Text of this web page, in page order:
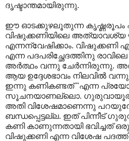
ദൃഷ്ടാന്തമായിരുന്നു.
ഈ ഓടക്കുഴലൂതുന്ന കൃഷ്ണരൂപം
വിഷുക്കണിയിലെ അത്യാവശ്യ
എന്നന്വേഷിക്കാം. വിഷുക്കണി
എന്ന പദപരിച്ഛേദത്തിനു
അര്‍ത്ഥം വന്നു ചേര്‍ന്നിരുന്നു.
ആയ ഉദ്ദേശഭാവം നിലവില്‍
ഇന്നു കണികണ്ടത്‌ "എന്ന
സൂചനയാണല്ലൊ.
അതി വിശേഷമാണെന്നു
ബന്ധപ്പെട്ടല്ല. ഇത്‌ പിന്നീട്‌
കണി കാണുന്നതായി ഭവിച്ചത്‌ ഒരു
വിഷുക്കണി എന്ന വിശേഷ